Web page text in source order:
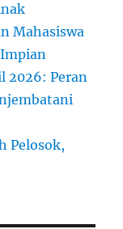
Mahasiswa
2026: Peran
Pelosok,